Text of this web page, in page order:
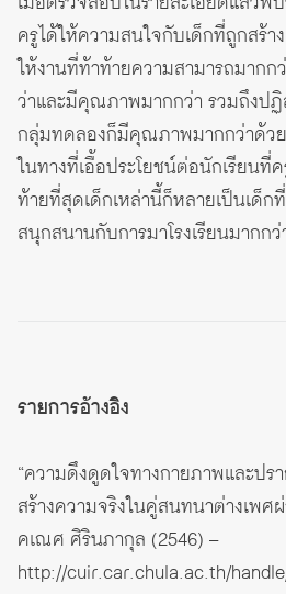
ครูได้ให้ความสนใจกับเด็กที่ถูกสร้า
ให้งานที่ท้าท้ายความสามารถมาก
ว่าและมีคุณภาพมากกว่า รวมถึงป
กลุ่มทดลองก็มีคุณภาพมากกว่าด้ว
ในทางที่เอื้อประโยชน์ต่อนักเรียนที่
ท้ายที่สุดเด็กเหล่านี้ก็หลายเป็นเด็ก
สนุกสนานกับการมาโรงเรียนมากก
รายการอ้างอิง
“ความดึงดูดใจทางกายภาพและป
สร้างความจริงในคู่สนทนาต่างเพศ
คเณศ ศิรินภากุล (2546) –
http://cuir.car.chula.ac.th/